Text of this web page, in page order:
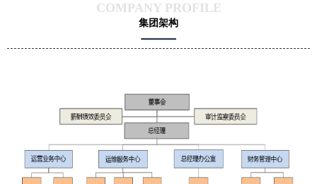
COMPANY PROFILE
集团架构